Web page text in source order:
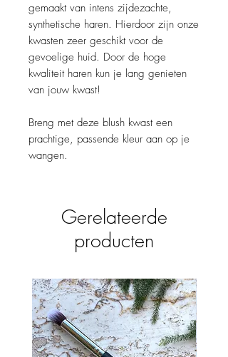
gemaakt van intens zijdezachte,
synthetische haren. Hierdoor zijn onze
kwasten zeer geschikt voor de
gevoelige huid. Door de hoge
kwaliteit haren kun je lang genieten
van jouw kwast!
Breng met deze blush kwast een
prachtige, passende kleur aan op je
wangen.
Gerelateerde
producten